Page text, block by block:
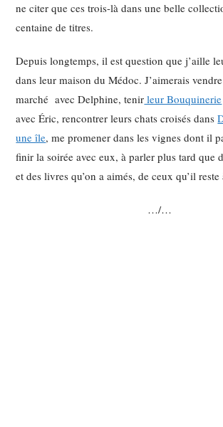
ne citer que ces trois-là dans une belle
centaine de titres.
Depuis longtemps, il est question que j’aille
dans leur maison du Médoc. J’aimerais
marché avec Delphine, tenir leur Bouquinerie
avec Éric, rencontrer leurs chats croisés dans
une île, me promener dans les vignes dont il
finir la soirée avec eux, à parler plus tard que
et des livres qu’on a aimés, de ceux qu’il
…/…